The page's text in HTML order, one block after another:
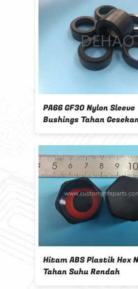
OEM CNC Machining Plastic
Parts ABS Insulator Untuk
Bagian Plastik Pemesinan CNC
Kustom Insulator berpori PTFE